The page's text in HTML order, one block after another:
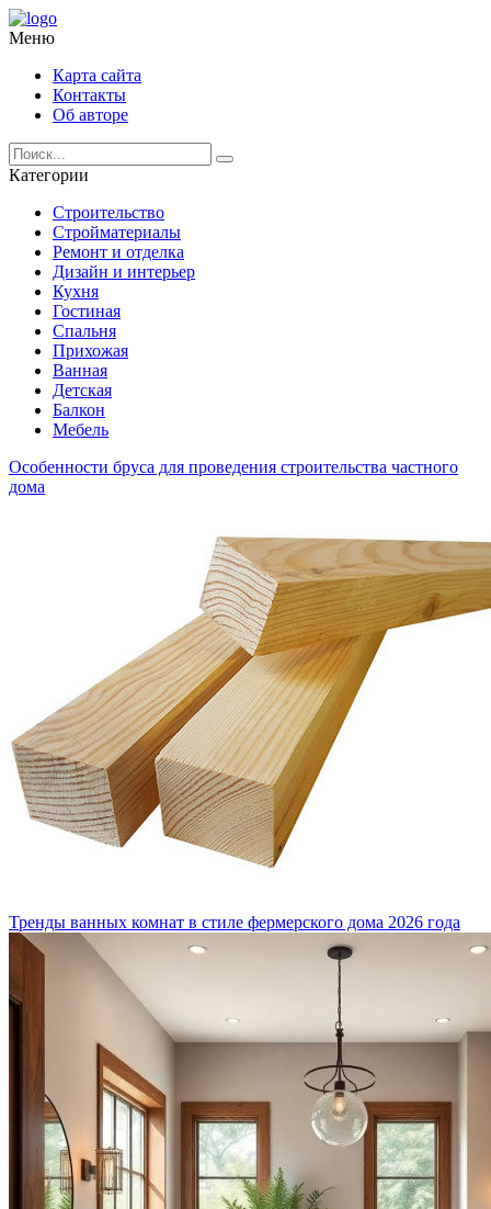
Меню
Карта сайта
Контакты
Об авторе
Категории
Строительство
Стройматериалы
Ремонт и отделка
Дизайн и интерьер
Кухня
Гостиная
Спальня
Прихожая
Ванная
Детская
Балкон
Мебель
Особенности бруса для проведения строительства частного
дома
Тренды ванных комнат в стиле фермерского дома 2026 года